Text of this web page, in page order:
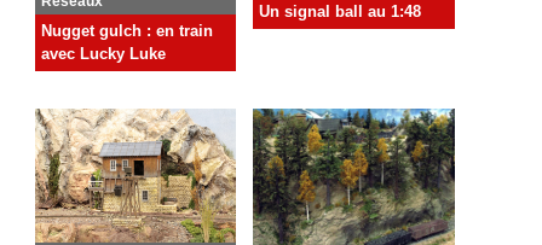
Nugget gulch : en train
avec Lucky Luke
Un signal ball au 1:48